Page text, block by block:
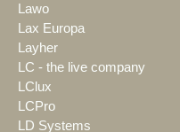
Lawo
Lax Europa
Layher
LC - the live company
LClux
LCPro
LD Systems